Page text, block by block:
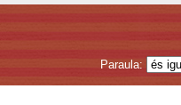
Paraula: